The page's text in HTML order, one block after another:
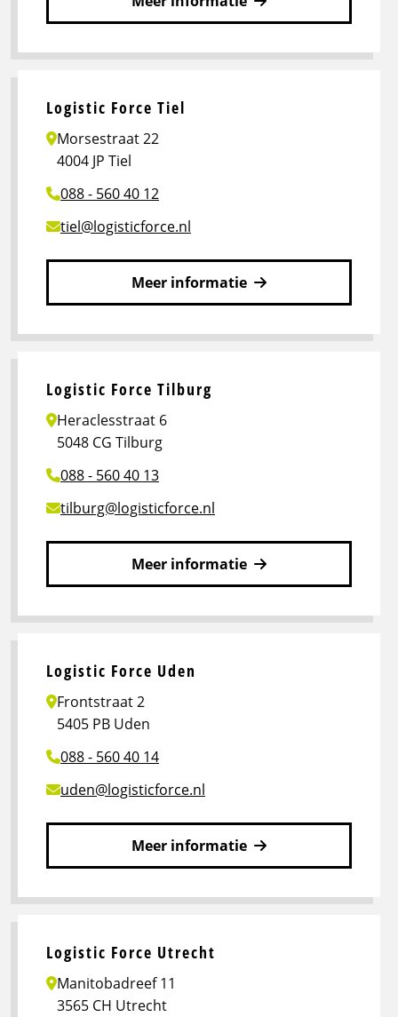
meer
Logistic
Force
Rotterdam
Logistic Force Tiel
Morsestraat 22
4004 JP Tiel
088 - 560 40 12
tiel@logisticforce.nl
Meer informatie
meer
Logistic
Force
Tiel
Logistic Force Tilburg
Heraclesstraat 6
5048 CG Tilburg
088 - 560 40 13
tilburg@logisticforce.nl
Meer informatie
meer
Logistic
Force
Tilburg
Logistic Force Uden
Frontstraat 2
5405 PB Uden
088 - 560 40 14
uden@logisticforce.nl
Meer informatie
meer
Logistic
Force
Uden
Logistic Force Utrecht
Manitobadreef 11
3565 CH Utrecht